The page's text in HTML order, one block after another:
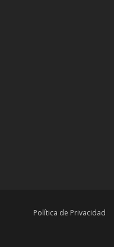
Política de Privacidad